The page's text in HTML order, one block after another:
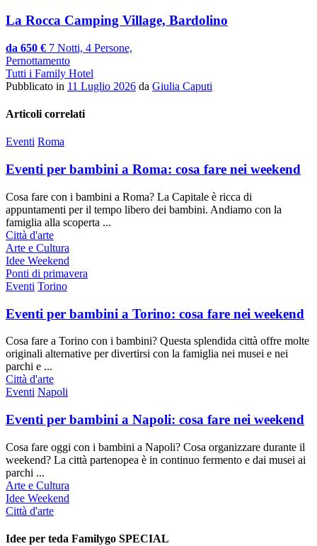
La Rocca Camping Village, Bardolino
da 650 € 7 Notti, 4 Persone,
Pernottamento
Tutti i Family Hotel
Pubblicato in 11 Luglio 2026 da Giulia Caputi
Articoli correlati
Eventi Roma
Eventi per bambini a Roma: cosa fare nei weekend
Cosa fare con i bambini a Roma? La Capitale è ricca di
appuntamenti per il tempo libero dei bambini. Andiamo con la
famiglia alla scoperta ...
Città d'arte
Arte e Cultura
Idee Weekend
Ponti di primavera
Eventi Torino
Eventi per bambini a Torino: cosa fare nei weekend
Cosa fare a Torino con i bambini? Questa splendida città offre molte
originali alternative per divertirsi con la famiglia nei musei e nei
parchi e ...
Città d'arte
Eventi Napoli
Eventi per bambini a Napoli: cosa fare nei weekend
Cosa fare oggi con i bambini a Napoli? Cosa organizzare durante il
weekend? La città partenopea è in continuo fermento e dai musei ai
parchi ...
Arte e Cultura
Idee Weekend
Città d'arte
Idee per teda Familygo SPECIAL